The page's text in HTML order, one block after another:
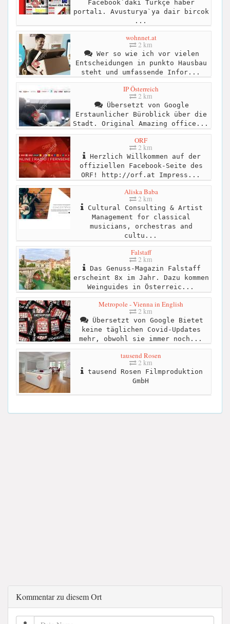
Facebook`daki Türkçe haber
portalı. Avusturya`ya dair bircok
...
wohnnet.at
2 km
Wer so wie ich vor vielen
Entscheidungen in punkto Hausbau
steht und umfassende Infor...
IP Österreich
2 km
Übersetzt von Google
Erstaunlicher Büroblick über die
Stadt. Original Amazing office...
ORF
2 km
Herzlich Willkommen auf der
offiziellen Facebook-Seite des
ORF! http://orf.at Impress...
Aliska Baba
2 km
Cultural Consulting & Artist
Management for classical
musicians, orchestras and
cultu...
Falstaff
2 km
Das Genuss-Magazin Falstaff
erscheint 8x im Jahr. Dazu kommen
Weinguides in Österreic...
Metropole - Vienna in English
2 km
Übersetzt von Google Bietet
keine täglichen Covid-Updates
mehr, obwohl sie immer noch...
tausend Rosen
2 km
tausend Rosen Filmproduktion
GmbH
Kommentar zu diesem Ort